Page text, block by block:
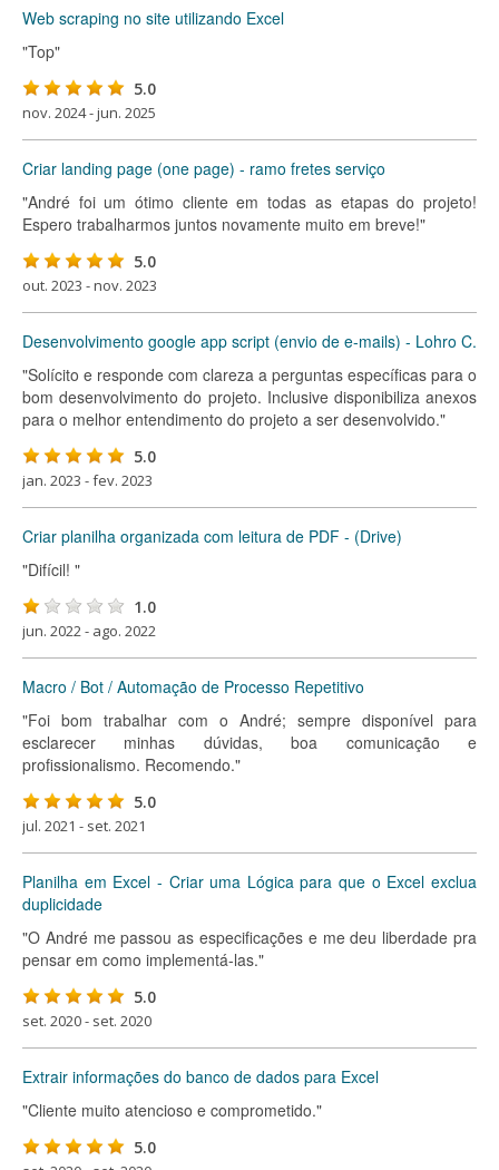
Web scraping no site utilizando Excel
"Top"
5.0
nov. 2024 - jun. 2025
Criar landing page (one page) - ramo fretes serviço
"André foi um ótimo cliente em todas as etapas do projeto!
Espero trabalharmos juntos novamente muito em breve!"
5.0
out. 2023 - nov. 2023
Desenvolvimento google app script (envio de e-mails) - Lohro C.
"Solícito e responde com clareza a perguntas específicas para o
bom desenvolvimento do projeto. Inclusive disponibiliza anexos
para o melhor entendimento do projeto a ser desenvolvido."
5.0
jan. 2023 - fev. 2023
Criar planilha organizada com leitura de PDF - (Drive)
"Difícil! "
1.0
jun. 2022 - ago. 2022
Macro / Bot / Automação de Processo Repetitivo
"Foi bom trabalhar com o André; sempre disponível para
esclarecer minhas dúvidas, boa comunicação e
profissionalismo. Recomendo."
5.0
jul. 2021 - set. 2021
Planilha em Excel - Criar uma Lógica para que o Excel exclua
duplicidade
"O André me passou as especificações e me deu liberdade pra
pensar em como implementá-las."
5.0
set. 2020 - set. 2020
Extrair informações do banco de dados para Excel
"Cliente muito atencioso e comprometido."
5.0